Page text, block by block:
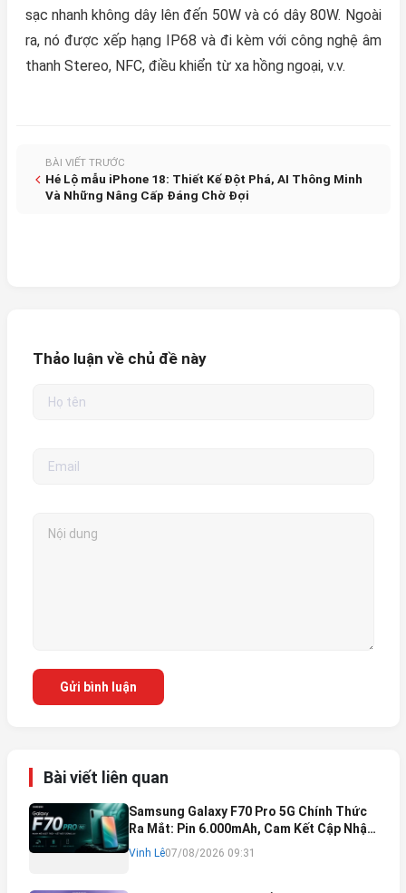
sạc nhanh không dây lên đến 50W và có dây 80W. Ngoài
ra, nó được xếp hạng IP68 và đi kèm với công nghệ âm
thanh Stereo, NFC, điều khiển từ xa hồng ngoại, v.v.
BÀI VIẾT TRƯỚC
Hé Lộ mẫu iPhone 18: Thiết Kế Đột Phá, AI Thông Minh
Và Những Nâng Cấp Đáng Chờ Đợi
Thảo luận về chủ đề này
Gửi bình luận
Bài viết liên quan
Samsung Galaxy F70 Pro 5G Chính Thức
Ra Mắt: Pin 6.000mAh, Cam Kết Cập Nhật
Phần Mềm 6 Năm
Vinh Lê07/08/2026 09:31